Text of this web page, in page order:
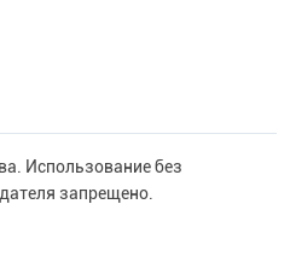
Использование без
запрещено.